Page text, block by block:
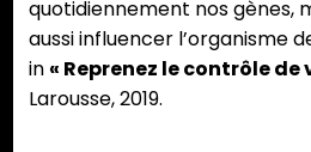
quotidiennement nos gènes,
aussi influencer l’organisme
in « Reprenez le contrôle de
Larousse, 2019.